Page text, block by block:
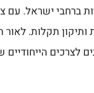
ברחבי ישראל.
תקלות. לאור
לצרכים הייחודיים